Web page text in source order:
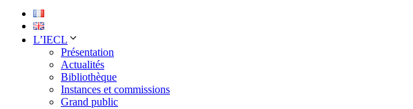
L’IECL
Présentation
Actualités
Bibliothèque
Instances et commissions
Grand public